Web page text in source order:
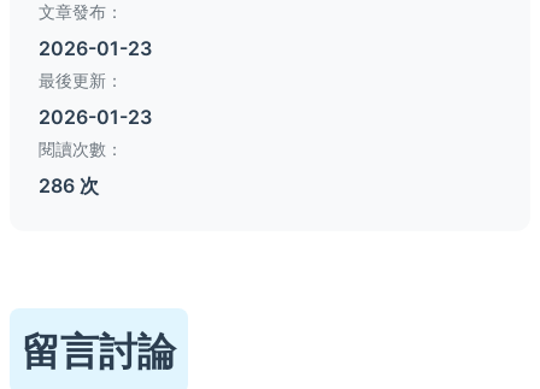
文章發布：
2026-01-23
最後更新：
2026-01-23
閱讀次數：
286 次
留言討論